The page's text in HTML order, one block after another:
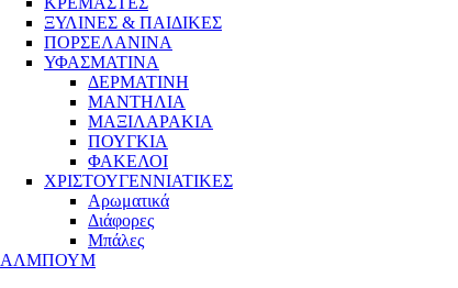
ΞΥΛΙΝΕΣ & ΠΑΙΔΙΚΕΣ
ΠΟΡΣΕΛΑΝΙΝΑ
ΥΦΑΣΜΑΤΙΝA
ΔΕΡΜΑΤΙΝΗ
ΜΑΝΤΗΛΙΑ
ΜΑΞΙΛΑΡΑΚΙΑ
ΠΟΥΓΚΙΑ
ΦΑΚΕΛΟΙ
ΧΡΙΣΤΟΥΓΕΝΝΙΑΤΙΚΕΣ
Αρωματικά
Διάφορες
Μπάλες
ΑΛΜΠΟΥΜ